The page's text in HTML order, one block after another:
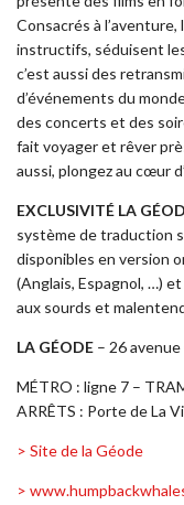
Consacrés à
instructifs, séduisent
c’est aussi des
d’événements du
des concerts et des
fait voyager et rêver
aussi, plongez au cœur
EXCLUSIVITÉ LA
système de traduction
disponibles en version
(Anglais, Espagnol, …)
aux sourds et
LA GÉODE – 26
MÉTRO : ligne 7 –
ARRÊTS : Porte de La
> Site de la Géode
>